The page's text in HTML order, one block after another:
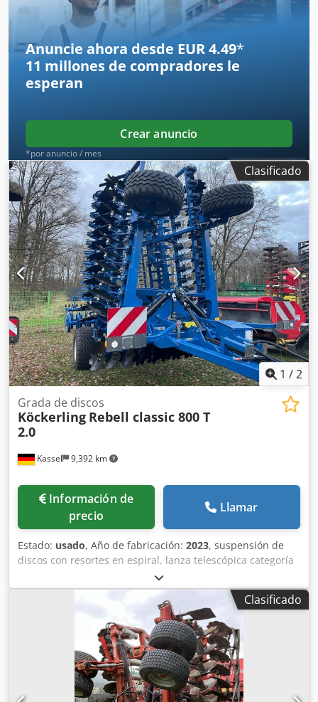
Anuncie ahora desde EUR 4.49*
11 millones de compradores le
esperan
Crear anuncio
*por anuncio / mes
Clasificado
1 /2
Kassel 9,392 km
Grada de discos
Köckerling Rebell classic 800 T
2.0
Información de
precio
Llamar
Estado: usado, Año de fabricación: 2023, suspensión de
discos con resortes en espiral, lanza telescópica categoría
III, freno neumático hidráulico, rastra de acabado, rodillo
DSTS, sistema de iluminación, peritaje para permiso de
circulación Dedpfxjr Nxy No Accewa
Clasificado